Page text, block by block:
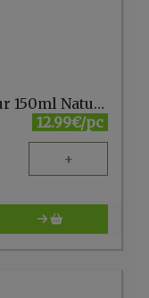
Après-shampooing protecteur 150ml Naturtint
12.99€/pc
+